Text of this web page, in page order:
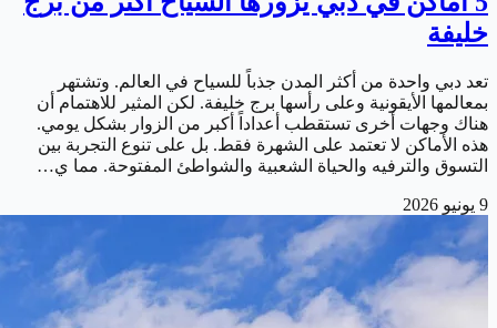
خليفة
تعد دبي واحدة من أكثر المدن جذباً للسياح في العالم. وتشتهر
بمعالمها الأيقونية وعلى رأسها برج خليفة. لكن المثير للاهتمام أن
هناك وجهات أخرى تستقطب أعداداً أكبر من الزوار بشكل يومي.
هذه الأماكن لا تعتمد على الشهرة فقط. بل على تنوع التجربة بين
التسوق والترفيه والحياة الشعبية والشواطئ المفتوحة. مما ي…
9 يونيو 2026